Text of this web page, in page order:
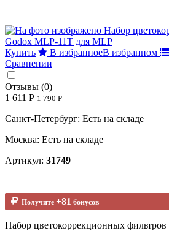
Купить В избранноеВ избранном
Сравнении
Отзывы (0)
1 611 Р 1 790 Р
Санкт-Петербург: Есть на складе
Москва: Есть на складе
Артикул: 31749
Получите +81 бонусов
Набор цветокоррекционных